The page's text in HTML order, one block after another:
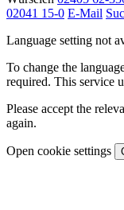
02041 15-0 E-Mail
Language setting not
To change the
required. This service
Please accept the
again.
Open cookie settings